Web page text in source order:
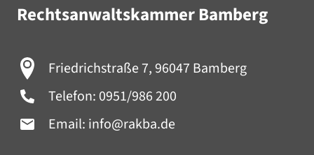
Rechtsanwaltskammer Bamberg
Friedrichstraße 7, 96047 Bamberg
Telefon: 0951/986 200
Email: info@rakba.de